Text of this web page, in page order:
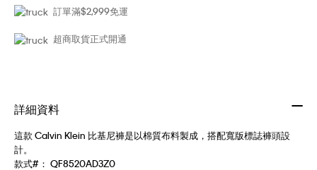
訂單滿$2,999免運
超商取貨正式開通
詳細資料
這款 Calvin Klein 比基尼褲是以棉質布料製成，搭配寬版標誌褲頭設
計。
款式#： QF8520AD3Z0